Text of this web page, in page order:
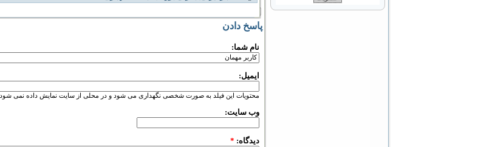
پاسخ دادن
نام شما:
ایمیل:
محتویات این فیلد به صورت شخصی نگهداری می شود و در محلی از سایت نمایش داده نمی شود.
وب سایت:
دیدگاه: *